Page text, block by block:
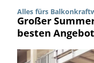
Alles fürs
Großer
besten